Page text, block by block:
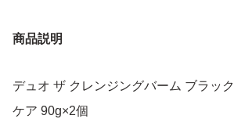
商品説明
デュオ ザ クレンジングバーム ブラッ
ケア 90g×2個